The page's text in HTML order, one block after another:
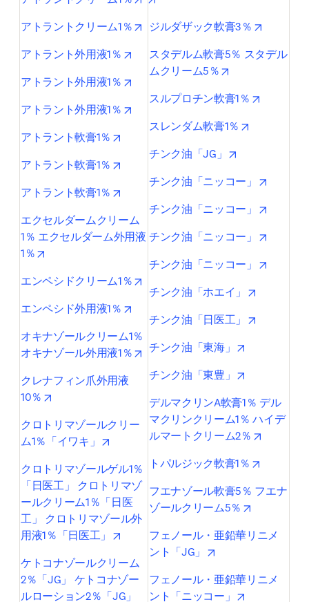
アトラントクリーム1％ opens in new tab/window
アトラント外用液1％ opens in new tab/window
アトラント外用液1％
アトラント外用液1％ opens in new tab/window
アトラント軟膏1％ opens in new tab/window
アトラント軟膏1％
アトラント軟膏1％
エクセルダームクリーム
1％ エクセルダーム外用液
1％
エンペシドクリーム1％
エンペシド外用液1％
オキナゾールクリーム1％
オキナゾール外用液1％
opens in new tab/window
クレナフィン爪外用液
10％
opens in new tab/window
クロトリマゾールクリー
ム1％「イワキ」
opens in new tab/window
クロトリマゾールゲル1％
「日医工」 クロトリマゾ
ールクリーム1％「日医
工」 クロトリマゾール外
用液1％「日医工」
opens in new tab/window
ケトコナゾールクリーム
2％「JG」 ケトコナゾー
ルローション2％「JG」
ジルダザック軟膏3％
スタデルム軟膏5％ スタデル
ムクリーム5％
スルプロチン軟膏1％
スレンダム軟膏1％
チンク油「JG」
チンク油「ニッコー」
チンク油「ニッコー」
チンク油「ニッコー」
チンク油「ニッコー」
チンク油「ホエイ」
チンク油「日医工」
チンク油「東海」
チンク油「東豊」
デルマクリンA軟膏1％ デル
マクリンクリーム1％ ハイデ
ルマートクリーム2％
トパルジック軟膏1％
フエナゾール軟膏5％ フエナ
ゾールクリーム5％
フェノール・亜鉛華リニメ
ント「JG」
フェノール・亜鉛華リニメ
ント「ニッコー」